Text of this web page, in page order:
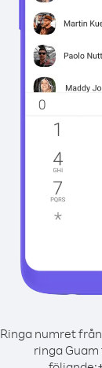
Ringa numret
ringa